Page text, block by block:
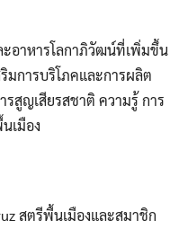
ะอาหารโลกาภิวัฒน์ที่เพิ่มขึ้น
มการบริโภคและการผลิต
รสูญเสียรสชาติ ความรู้ การ
เมือง
สตรีพื้นเมืองและสมาชิก